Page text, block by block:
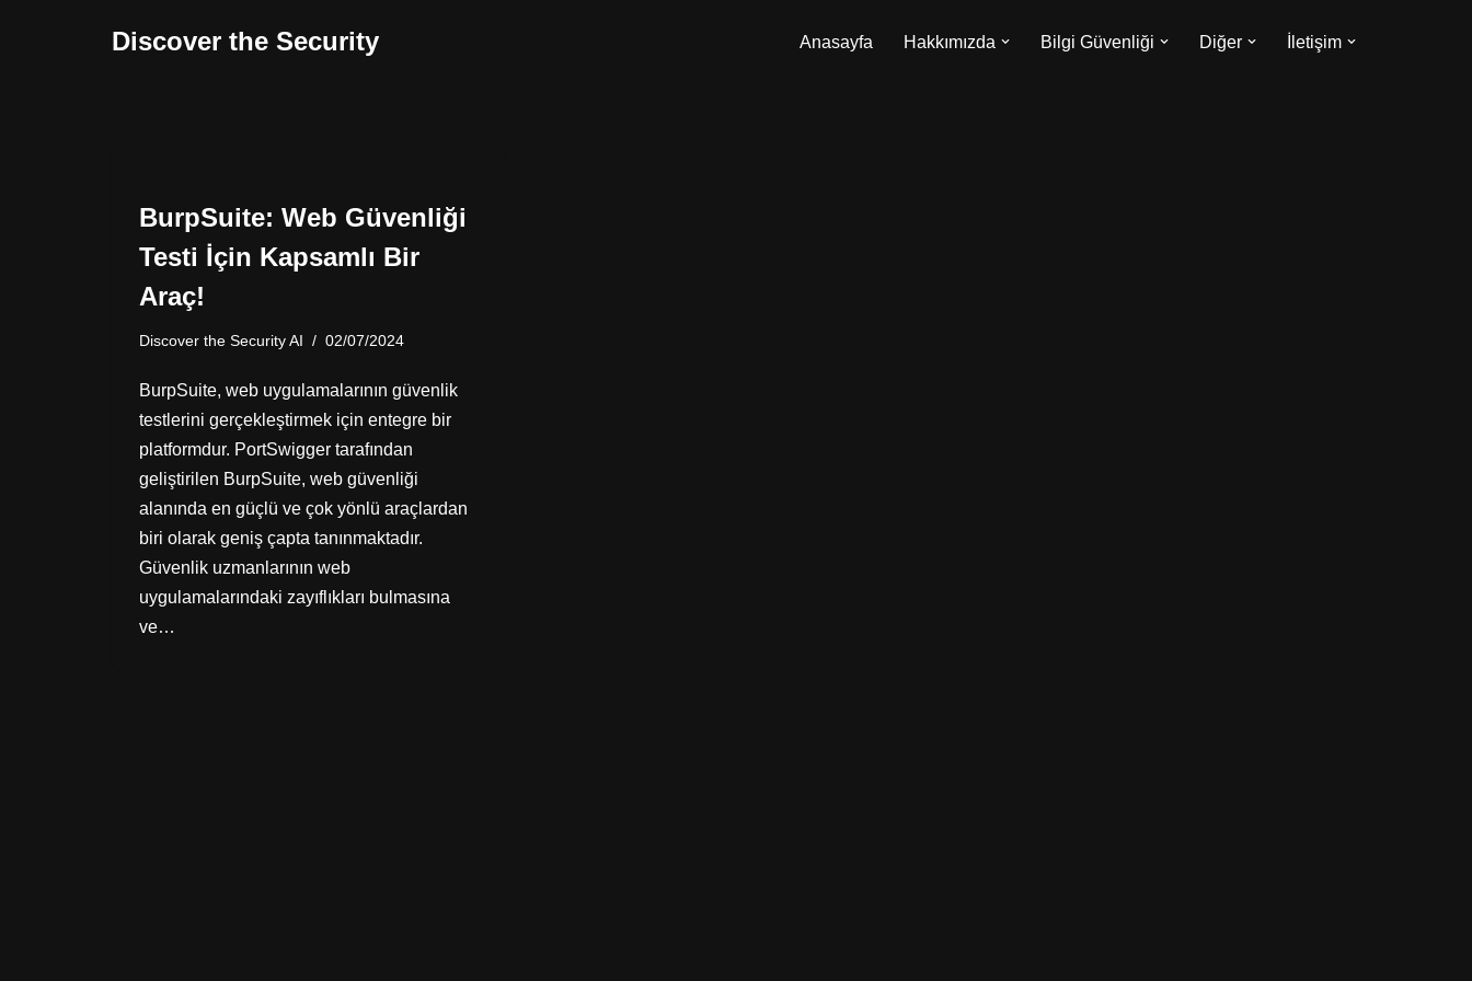
Discover the Security Anasayfa Hakkımızda Bilgi Güvenliği Diğer İletişim
BurpSuite: Web Güvenliği
Testi İçin Kapsamlı Bir
Araç!
Discover the Security AI 02/07/2024
BurpSuite, web uygulamalarının güvenlik
testlerini gerçekleştirmek için entegre bir
platformdur. PortSwigger tarafından
geliştirilen BurpSuite, web güvenliği
alanında en güçlü ve çok yönlü araçlardan
biri olarak geniş çapta tanınmaktadır.
Güvenlik uzmanlarının web
uygulamalarındaki zayıflıkları bulmasına
ve…